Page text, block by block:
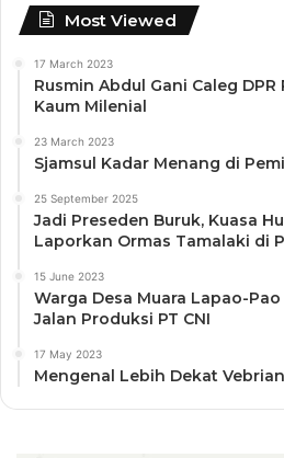
Most Viewed
17 March 2023
Rusmin Abdul Gani Caleg DPR
Kaum Milenial
23 March 2023
Sjamsul Kadar Menang di
25 September 2025
Jadi Preseden Buruk, Kuasa
Laporkan Ormas Tamalaki di
15 June 2023
Warga Desa Muara Lapao-
Jalan Produksi PT CNI
17 May 2023
Mengenal Lebih Dekat